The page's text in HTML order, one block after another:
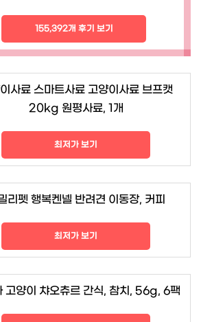
155,392개 후기 보기
사료 스마트사료 고양이사료 브프캣
20kg 원평사료, 1개
최저가 보기
리펫 행복켄넬 반려견 이동장, 커피
최저가 보기
고양이 챠오츄르 간식, 참치, 56g, 6팩